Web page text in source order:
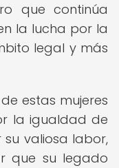
que continúa
la lucha por la
legal y más
estas mujeres
la igualdad de
valiosa labor,
que su legado